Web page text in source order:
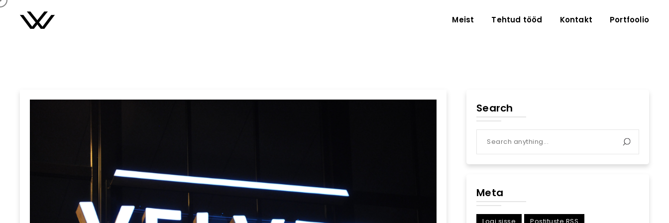
Meist Tehtud tööd Kontakt Portfoolio
Search
Meta